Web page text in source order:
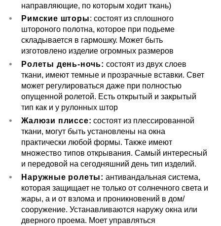
направляющие, по которым ходит ткань)
Римские шторы: состоят из сплошного
штороного полотна, которое при подьеме
складывается в гармошку. Может быть
изготовлено изделие огромных размеров
Ролеты день-ночь: состоят из двух слоев
ткани, имеют темные и прозрачные вставки. Свет
может регулироваться даже при полностью
опущенной ролетой. Есть открытый и закрытый
тип как и у рулонных штор
Жалюзи плиссе: состоят из плессированной
ткани, могут быть установлены на окна
практически любой формы. Также имеют
множество типов открывания. Самый интересный
и передовой на сегодняшний день тип изделий.
Наружные ролеты: антивандальная система,
которая защищает не только от солнечного света и
жары, а и от взлома и проникновений в дом/
сооружение. Устанавливаются наружу окна или
дверного проема. Моет управляться